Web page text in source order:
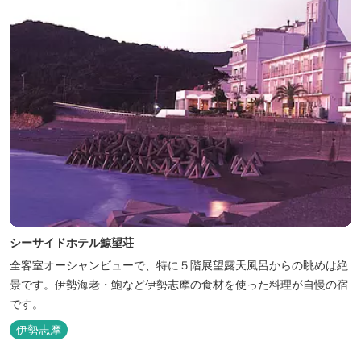
シーサイドホテル鯨望荘
全客室オーシャンビューで、特に５階展望露天風呂からの眺めは絶
景です。伊勢海老・鮑など伊勢志摩の食材を使った料理が自慢の宿
です。
伊勢志摩